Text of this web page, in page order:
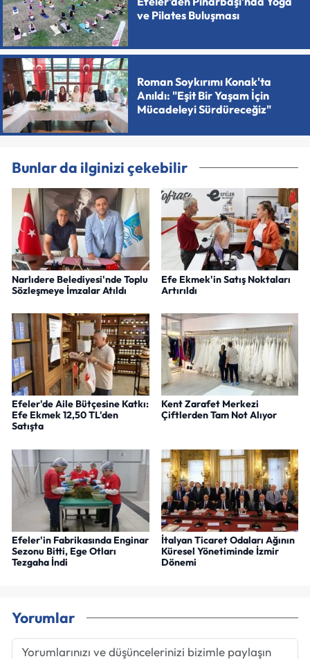
ve Pilates Buluşması
Roman Soykırımı Konak'ta
Anıldı: "Eşit Bir Yaşam İçin
Mücadeleyi Sürdüreceğiz"
Bunlar da ilginizi çekebilir
Narlıdere Belediyesi'nde Toplu
Sözleşmeye İmzalar Atıldı
Efe Ekmek'in Satış Noktaları
Artırıldı
Efeler'de Aile Bütçesine Katkı:
Efe Ekmek 12,50 TL'den
Satışta
Kent Zarafet Merkezi
Çiftlerden Tam Not Alıyor
Efeler'in Fabrikasında Enginar
Sezonu Bitti, Ege Otları
Tezgaha İndi
İtalyan Ticaret Odaları Ağının
Küresel Yönetiminde İzmir
Dönemi
Yorumlar